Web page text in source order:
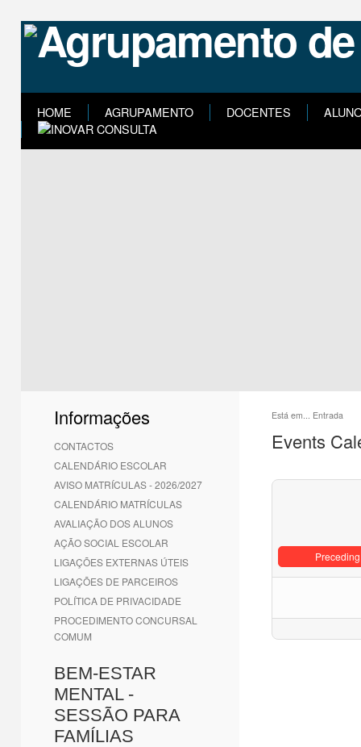
HOME AGRUPAMENTO DOCENTES
Informações
CONTACTOS
CALENDÁRIO ESCOLAR
AVISO MATRÍCULAS - 2026/2027
CALENDÁRIO MATRÍCULAS
AVALIAÇÃO DOS ALUNOS
AÇÃO SOCIAL ESCOLAR
LIGAÇÕES EXTERNAS ÚTEIS
LIGAÇÕES DE PARCEIROS
POLÍTICA DE PRIVACIDADE
PROCEDIMENTO CONCURSAL
COMUM
BEM-ESTAR
MENTAL -
SESSÃO PARA
FAMÍLIAS
Está em... Entrada
Events